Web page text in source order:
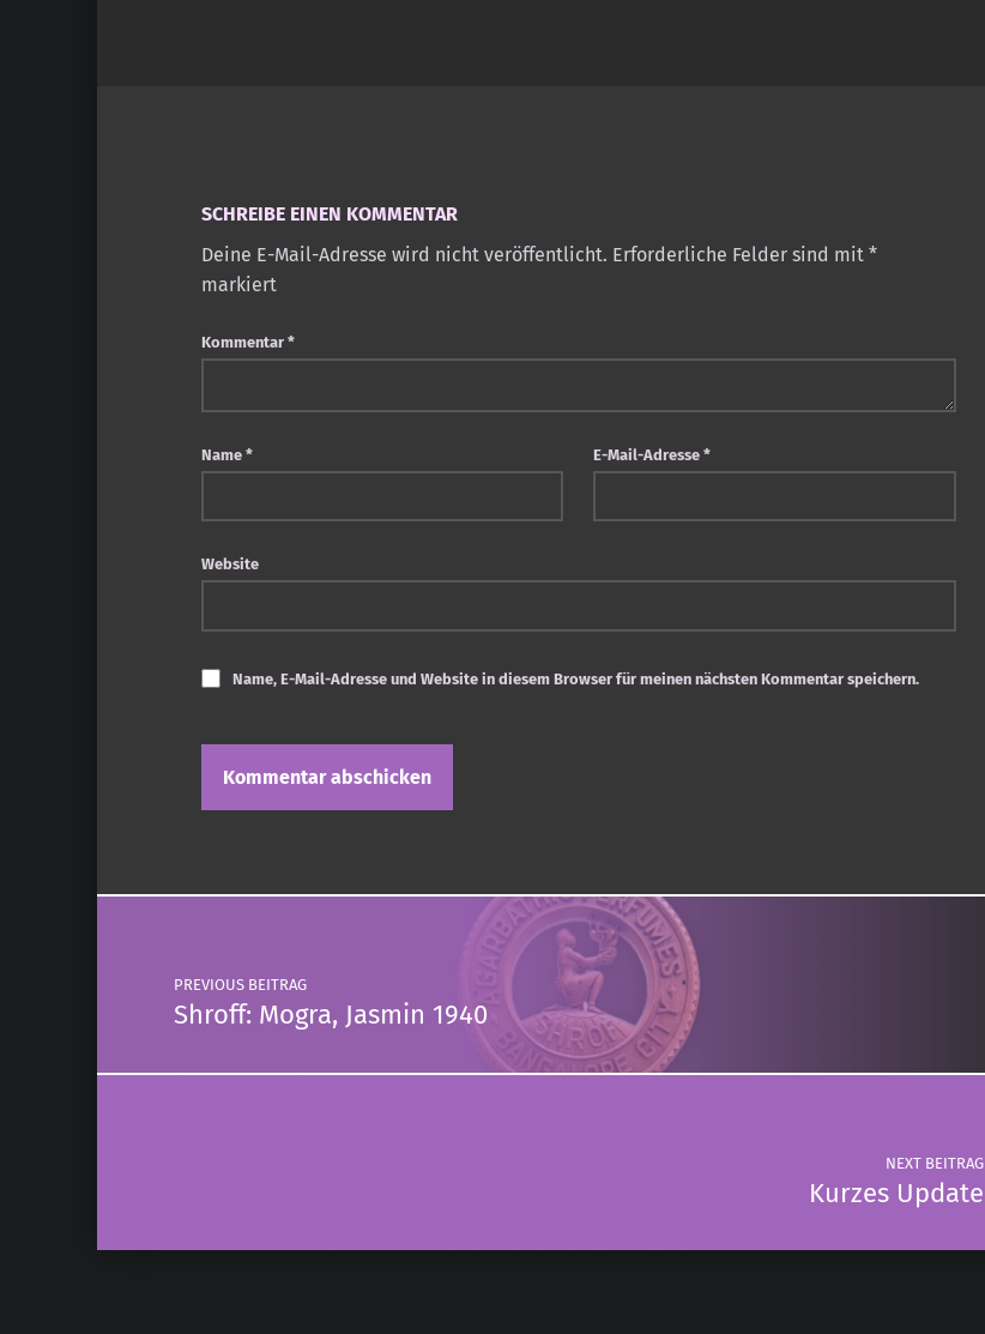
SCHREIBE EINEN KOMMENTAR
Deine E-Mail-Adresse wird nicht veröffentlicht. Erforderliche Felder sind mit *
markiert
Kommentar *
Name * E-Mail-Adresse*
Website
Name, E-Mail-Adresse und Website in diesem Browser für meinen nächsten Kommentar speichern.
Post navigation
PREVIOUS BEITRAG
Shroff: Mogra, Jasmin 1940
NEXT BEITRAG
Kurzes Update